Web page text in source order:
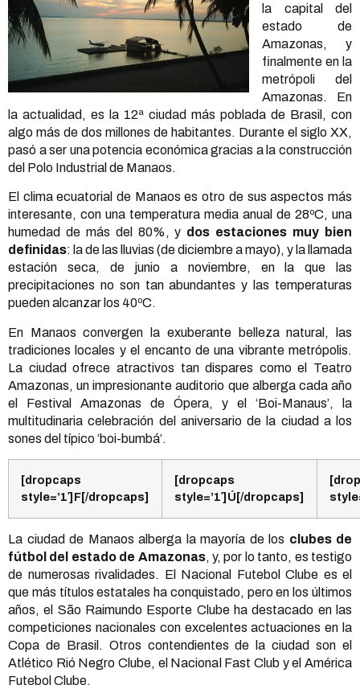
la capital del
estado de
Amazonas, y
finalmente en la
metrópoli del
Amazonas. En
la actualidad, es la 12ª ciudad más poblada de Brasil, con
algo más de dos millones de habitantes. Durante el siglo XX,
pasó a ser una potencia económica gracias a la construcción
del Polo Industrial de Manaos.
El clima ecuatorial de Manaos es otro de sus aspectos más
interesante, con una temperatura media anual de 28ºC, una
humedad de más del 80%, y dos estaciones muy bien
definidas: la de las lluvias (de diciembre a mayo), y la llamada
estación seca, de junio a noviembre, en la que las
precipitaciones no son tan abundantes y las temperaturas
pueden alcanzar los 40ºC.
En Manaos convergen la exuberante belleza natural, las
tradiciones locales y el encanto de una vibrante metrópolis.
La ciudad ofrece atractivos tan dispares como el Teatro
Amazonas, un impresionante auditorio que alberga cada año
el Festival Amazonas de Ópera, y el ‘Boi-Manaus’, la
multitudinaria celebración del aniversario de la ciudad a los
sones del típico ‘boi-bumbá’.
[dropcaps
style=’1′]F[/dropcaps]
[dropcaps
style=’1′]Ú[/dropcaps]
La ciudad de Manaos alberga la mayoría de los clubes de
fútbol del estado de Amazonas, y, por lo tanto, es testigo
de numerosas rivalidades. El Nacional Futebol Clube es el
que más títulos estatales ha conquistado, pero en los últimos
años, el São Raimundo Esporte Clube ha destacado en las
competiciones nacionales con excelentes actuaciones en la
Copa de Brasil. Otros contendientes de la ciudad son el
Atlético Rió Negro Clube, el Nacional Fast Club y el América
Futebol Clube.